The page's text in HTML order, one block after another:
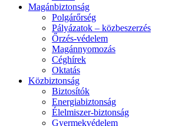
Magánbiztonság
Polgárőrség
Pályázatok – közbeszerzés
Őrzés-védelem
Magánnyomozás
Céghírek
Oktatás
Közbiztonság
Biztosítók
Energiabiztonság
Élelmiszer-biztonság
Gyermekvédelem